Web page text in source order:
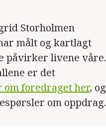
Storholmen
målt og kartlagt
påvirker livene våre.
er det
om foredraget her, og
om oppdrag.